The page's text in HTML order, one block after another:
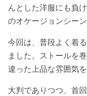
んとした洋服にも負
のオケージョンシー
今回は、普段よく着
ました。 ストールを
違った上品な雰囲気
大判でありつつ、首